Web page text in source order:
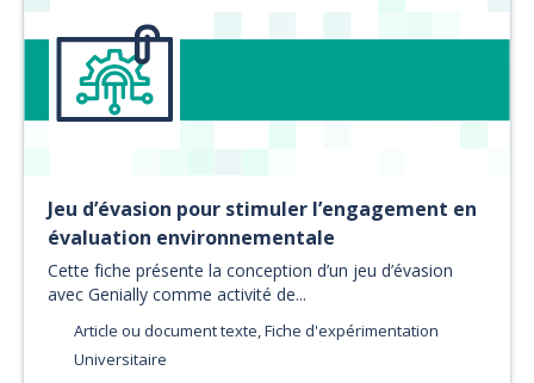
Jeu d’évasion pour stimuler l’engagement en
évaluation environnementale
Cette fiche présente la conception d’un jeu d’évasion
avec Genially comme activité de...
Article ou document texte, Fiche d'expérimentation
Universitaire